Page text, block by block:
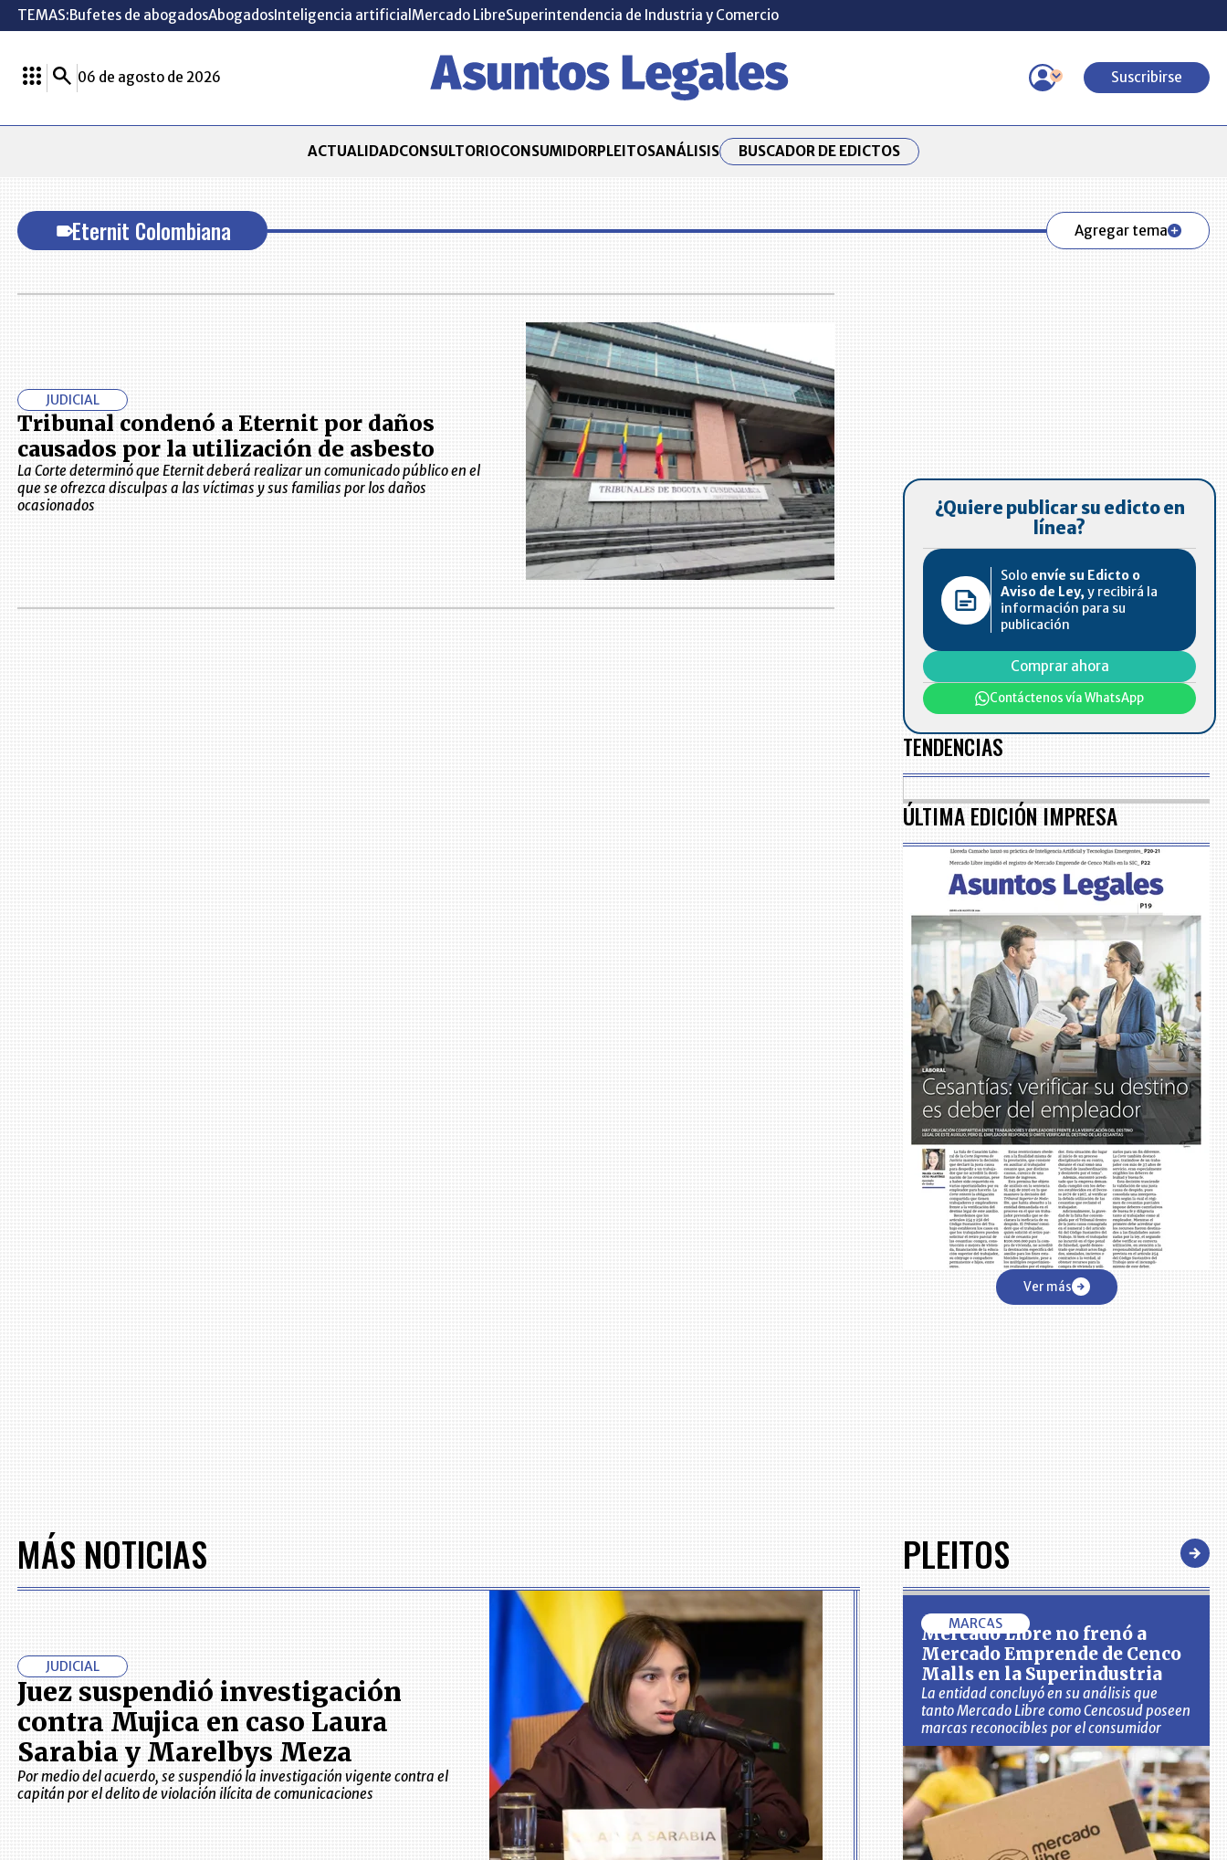
TEMAS:Bufetes de abogadosAbogadosInteligencia artificial Mercado LibreSuperintendencia de Industria y Comercio
06 de agosto de 2026 Suscribirse
ACTUALIDADCONSULTORIOCONSUMIDORPLEITOSANÁLISIS BUSCADOR DE EDICTOS
Eternit Colombiana Agregar tema
JUDICIAL
Tribunal condenó a Eternit por daños
causados por la utilización de asbesto
La Corte determinó que Eternit deberá realizar un comunicado público en el
que se ofrezca disculpas a las víctimas y sus familias por los daños
ocasionados
¿Quiere publicar su edicto en
línea?
Solo envíe su Edicto o
Aviso de Ley, y recibirá la
información para su
publicación
Comprar ahora
Contáctenos vía WhatsApp
TENDENCIAS
ÚLTIMA EDICIÓN IMPRESA
Ver más
MÁS NOTICIAS
JUDICIAL
Juez suspendió investigación
contra Mujica en caso Laura
Sarabia y Marelbys Meza
Por medio del acuerdo, se suspendió la investigación vigente contra el
capitán por el delito de violación ilícita de comunicaciones
PLEITOS
MARCAS
Mercado Libre no frenó a
Mercado Emprende de Cenco
Malls en la Superindustria
La entidad concluyó en su análisis que
tanto Mercado Libre como Cencosud poseen
marcas reconocibles por el consumidor